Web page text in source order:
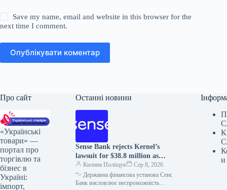
Save my name, email and website in this browser for the
next time I comment.
Опублікувати коментар
Про сайт
«Українські
товари» —
портал про
торгівлю та
бізнес в
Україні:
імпорт,
Останні новини
Sense Bank rejects Kernel’s
lawsuit for $38.8 million as
unfounded.
Килина Поліщук
Сер 8, 2026
“> Державна фінансова установа Сенс
Банк висловлює неспроможність
и